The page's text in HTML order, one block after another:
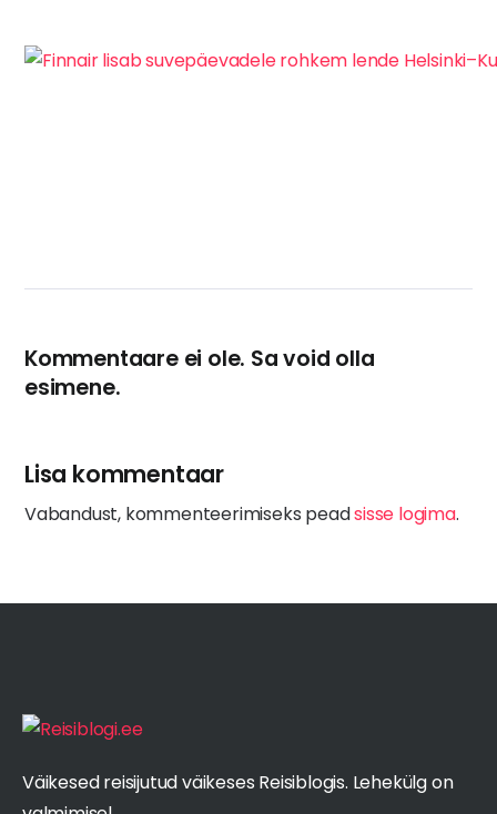
Kommentaare ei ole. Sa void olla
esimene.
Lisa kommentaar
Vabandust, kommenteerimiseks peadsisse logima.
Väikesed reisijutud väikeses Reisiblogis. Lehekülg on